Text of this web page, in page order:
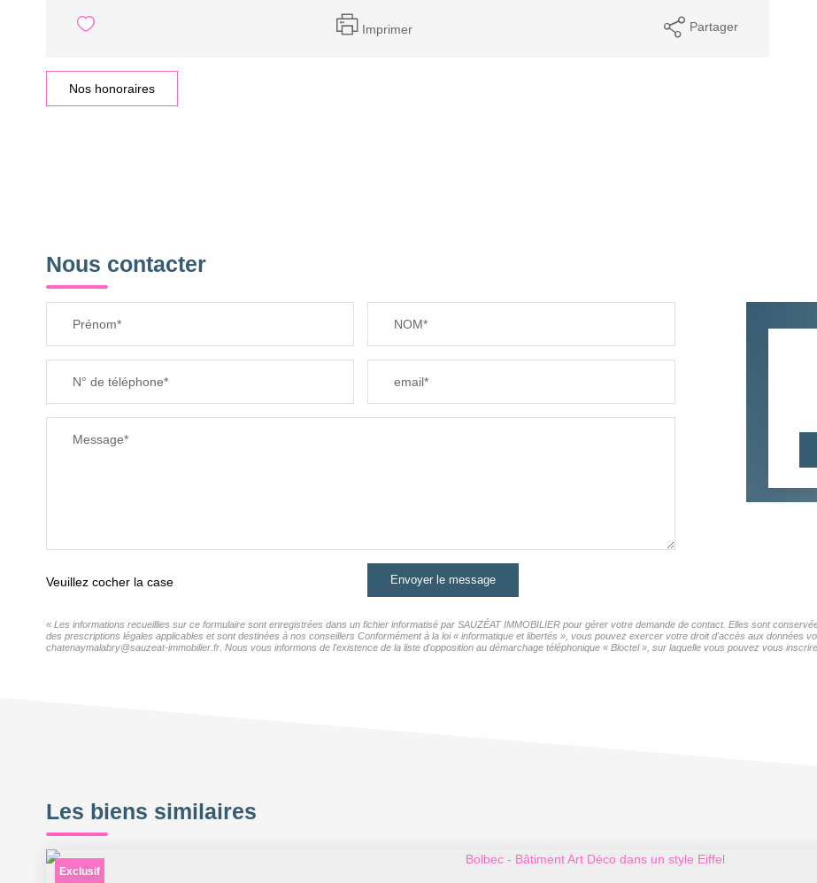
Imprimer Partager
Nos honoraires
Nous contacter
Prénom* NOM*
N° de téléphone* email*
Message*
Veuillez cocher la case Envoyer le message
« Les informations recueillies sur ce formulaire sont enregistrées dans un fichier informatisé par SAUZÉAT IMMOBILIER pour gérer votre demande de contact. Elles sont
des prescriptions légales applicables et sont destinées à nos conseillers Conformément à la loi « informatique et libertés », vous pouvez exercer votre droit d'accès aux données
chatenaymalabry@sauzeat-immobilier.fr. Nous vous informons de l'existence de la liste d'opposition au démarchage téléphonique « Bloctel », sur laquelle vous pouvez vous
Les biens similaires
Exclusif